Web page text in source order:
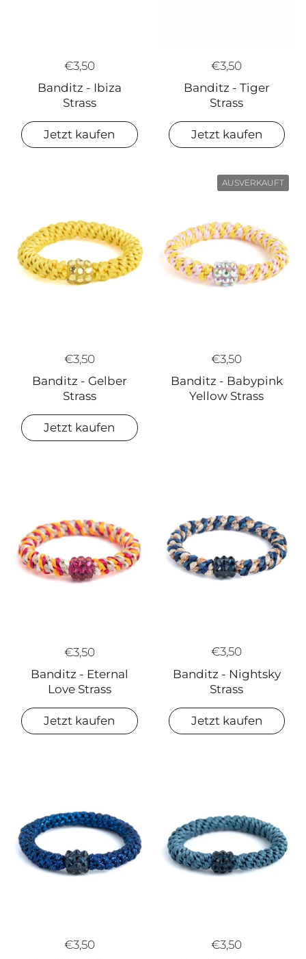
€3,50
Banditz - Ibiza
Strass
Jetzt kaufen
€3,50
Banditz - Tiger
Strass
Jetzt kaufen
€3,50
Banditz - Gelber
Strass
Jetzt kaufen
€3,50
Banditz - Babypink
Yellow Strass
AUSVERKAUFT
€3,50
Banditz - Eternal
Love Strass
Jetzt kaufen
€3,50
Banditz - Nightsky
Strass
Jetzt kaufen
€3,50
€3,50